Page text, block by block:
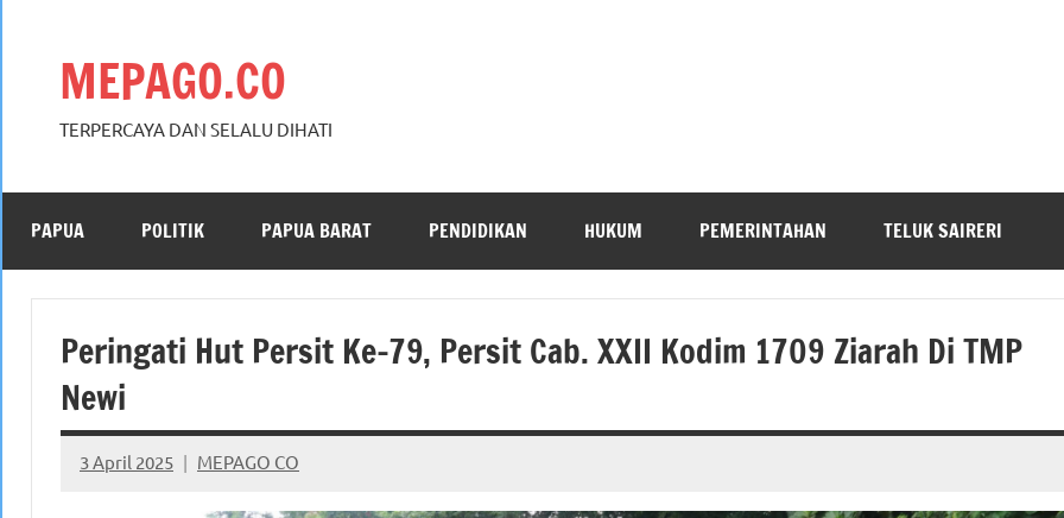
MEPAGO.CO
TERPERCAYA DAN SELALU DIHATI
PAPUA POLITIK PAPUA BARAT PENDIDIKAN HUKUM PEMERINTAHAN TELUK SAIRERI
Peringati Hut Persit Ke-79, Persit Cab. XXII Kodim 1709 Ziarah Di TMP
Newi
3 April 2025 MEPAGO CO
No